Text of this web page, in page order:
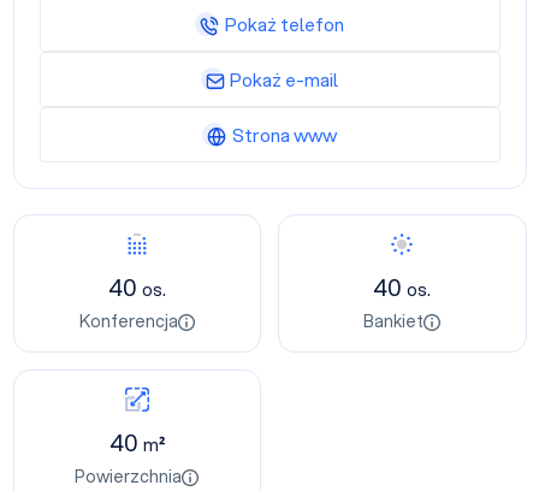
40 os.
Konferencja
40os.
Bankiet
40 m²
Powierzchnia
Pokaż telefon
Pokaż e-mail
Strona www